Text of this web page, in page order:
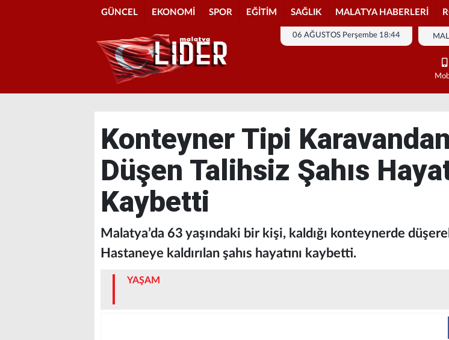
GÜNCEL EKONOMİ SPOR EĞİTİM SAĞLIK MALATYA HABERLERİ
06 AĞUSTOS Perşembe 18:44
Konteyner Tipi Karavandan
Düşen Talihsiz Şahıs
Kaybetti
Malatya’da 63 yaşındaki bir kişi, kaldığı konteynerde
Hastaneye kaldırılan şahıs hayatını kaybetti.
YAŞAM